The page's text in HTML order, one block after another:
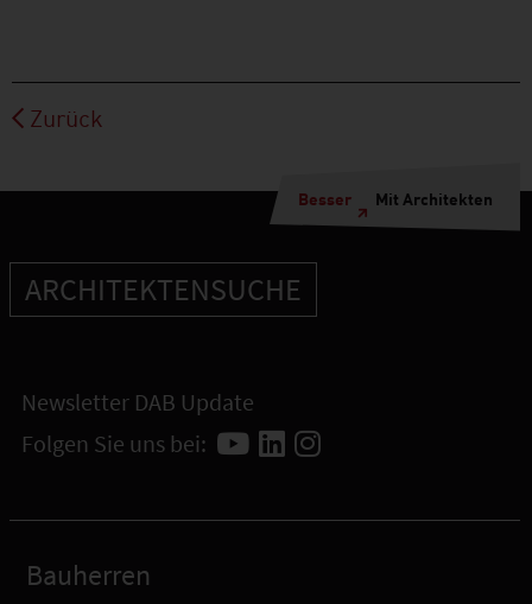
Zurück
Besser Mit Architekten
ARCHITEKTENSUCHE
Newsletter DAB Update
Folgen Sie uns bei:
Bauherren